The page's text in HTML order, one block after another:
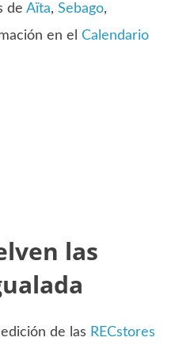
deAïta,Sebago,
en elCalendario
las
de las RECstores